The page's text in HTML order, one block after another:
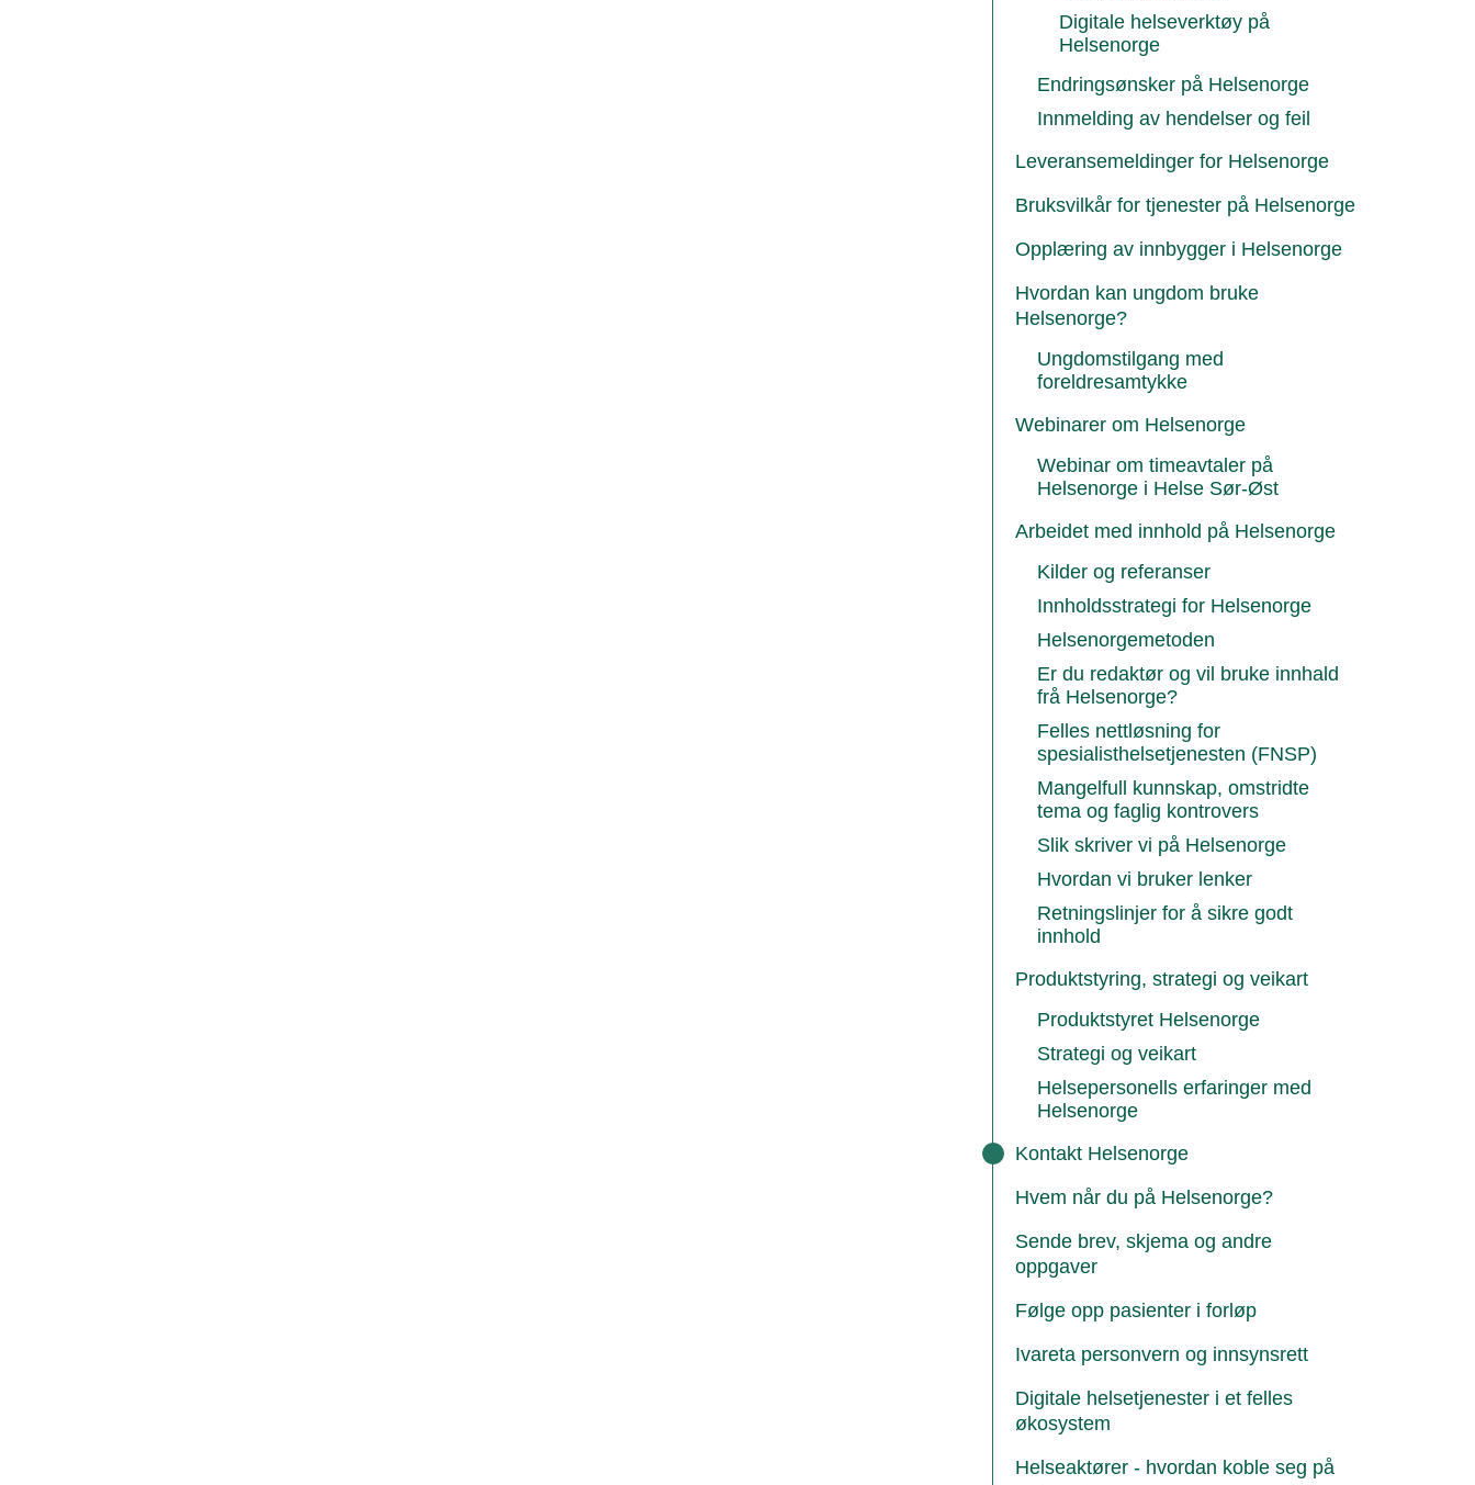
Digitale helseverktøy på
Helsenorge
Endringsønsker på Helsenorge
Innmelding av hendelser og feil
Leveransemeldinger for Helsenorge
Bruksvilkår for tjenester på Helsenorge
Opplæring av innbygger i Helsenorge
Hvordan kan ungdom bruke
Helsenorge?
Ungdomstilgang med
foreldresamtykke
Webinarer om Helsenorge
Webinar om timeavtaler på
Helsenorge i Helse Sør-Øst
Arbeidet med innhold på Helsenorge
Kilder og referanser
Innholdsstrategi for Helsenorge
Helsenorgemetoden
Er du redaktør og vil bruke innhald
frå Helsenorge?
Felles nettløsning for
spesialisthelsetjenesten (FNSP)
Mangelfull kunnskap, omstridte
tema og faglig kontrovers
Slik skriver vi på Helsenorge
Hvordan vi bruker lenker
Retningslinjer for å sikre godt
innhold
Produktstyring, strategi og veikart
Produktstyret Helsenorge
Strategi og veikart
Helsepersonells erfaringer med
Helsenorge
Kontakt Helsenorge
Hvem når du på Helsenorge?
Sende brev, skjema og andre
oppgaver
Følge opp pasienter i forløp
Ivareta personvern og innsynsrett
Digitale helsetjenester i et felles
økosystem
Helseaktører - hvordan koble seg på